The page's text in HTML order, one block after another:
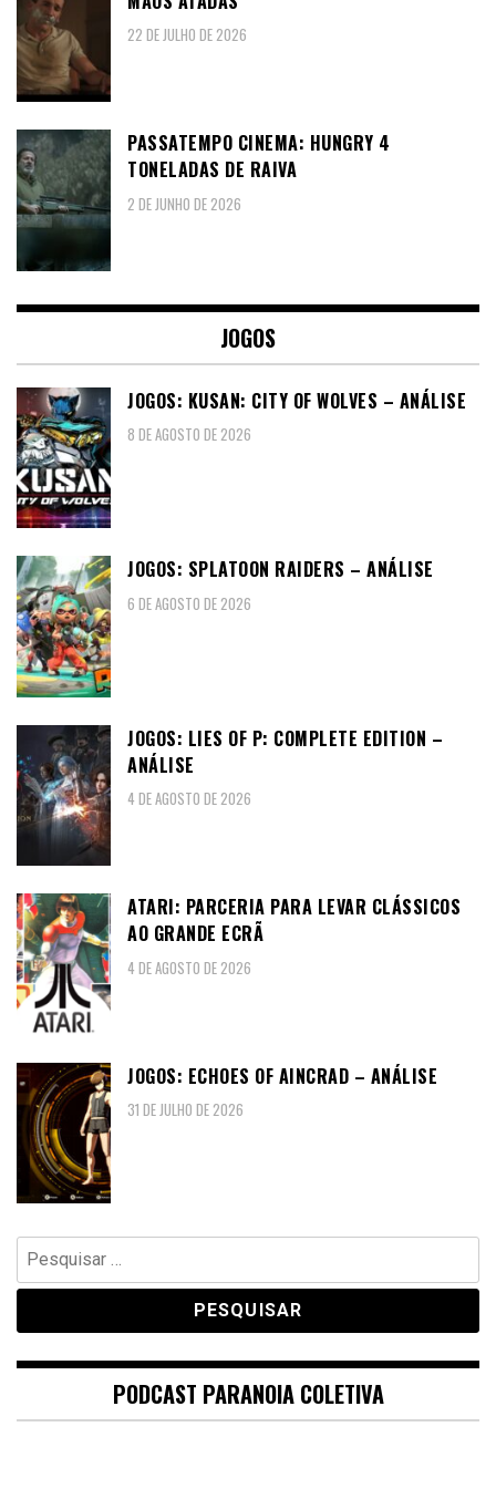
22 DE JULHO DE 2026
PASSATEMPO CINEMA: HUNGRY 4
TONELADAS DE RAIVA
2 DE JUNHO DE 2026
JOGOS
JOGOS: KUSAN: CITY OF WOLVES – ANÁLISE
8 DE AGOSTO DE 2026
JOGOS: SPLATOON RAIDERS – ANÁLISE
6 DE AGOSTO DE 2026
JOGOS: LIES OF P: COMPLETE EDITION –
ANÁLISE
4 DE AGOSTO DE 2026
ATARI: PARCERIA PARA LEVAR CLÁSSICOS
AO GRANDE ECRÃ
4 DE AGOSTO DE 2026
JOGOS: ECHOES OF AINCRAD – ANÁLISE
31 DE JULHO DE 2026
Pesquisar
por:
PODCAST PARANOIA COLETIVA